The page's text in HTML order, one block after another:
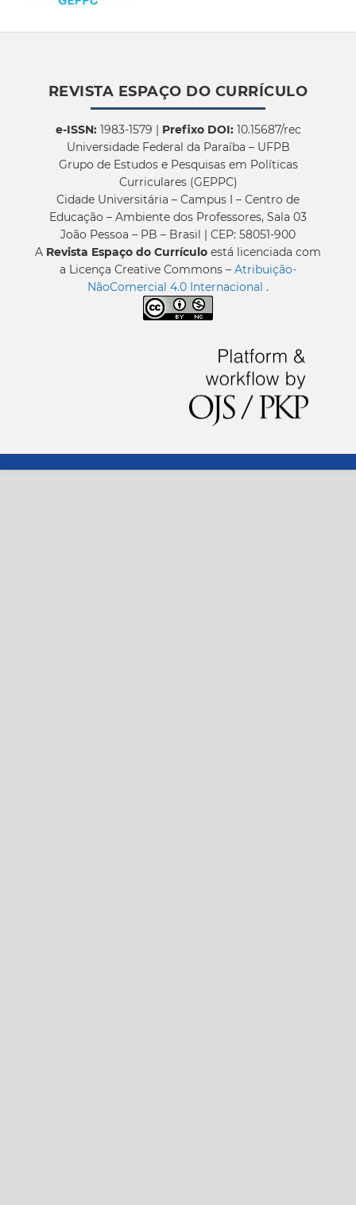
REVISTA ESPAÇO DO CURRÍCULO
e-ISSN:1983-1579 | Prefixo DOI:10.15687/rec
Universidade Federal da Paraíba – UFPB
Grupo de Estudos e Pesquisas em Políticas
Curriculares (GEPPC)
Cidade Universitária – Campus I – Centro de
Educação – Ambiente dos Professores, Sala 03
João Pessoa – PB – Brasil | CEP: 58051-900
A Revista Espaço do Currículo está licenciada com
a Licença Creative Commons – Atribuição-
NãoComercial 4.0 Internacional .